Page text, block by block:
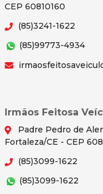
CEP 60810160
(85)3241-1622
(85)99773-4934
Irmãos Feitosa
Padre Pedro de
Fortaleza/CE - CEP
(85)3099-1622
(85)3099-1622